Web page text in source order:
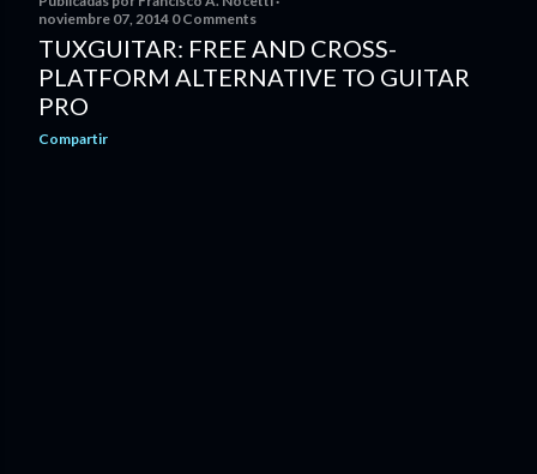
noviembre 07, 2014 0 Comments
TUXGUITAR: FREE AND CROSS-
PLATFORM ALTERNATIVE TO GUITAR
PRO
Compartir